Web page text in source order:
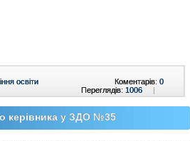
освіти Коментарів: 0
Переглядів: 1006 |
керівника у ЗДО №35